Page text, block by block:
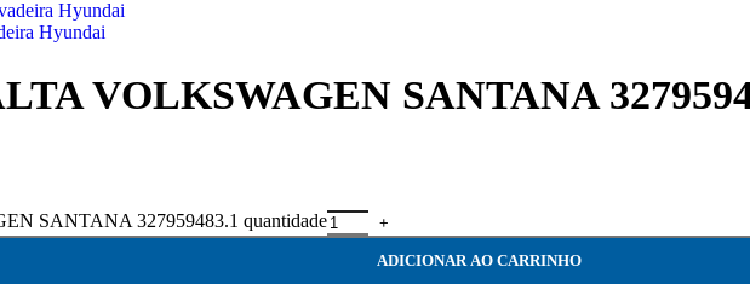
Hyundai
VOLKSWAGEN SANTANA
SANTANA 327959483.1 quantidade
ADICIONAR AO CARRINHO